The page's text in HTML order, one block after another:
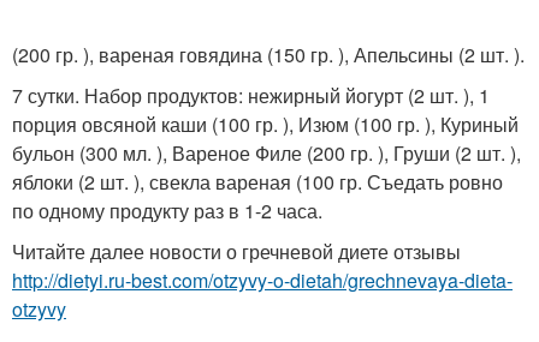
(200 гр. ), вареная говядина (150 гр. ), Апельсины (2 шт. ).
7 сутки. Набор продуктов: нежирный йогурт (2 шт. ), 1
порция овсяной каши (100 гр. ), Изюм (100 гр. ), Куриный
бульон (300 мл. ), Вареное Филе (200 гр. ), Груши (2 шт. ),
яблоки (2 шт. ), свекла вареная (100 гр. Съедать ровно
по одному продукту раз в 1-2 часа.
Читайте далее новости о гречневой диете отзывы
http://dietyi.ru-best.com/otzyvy-o-dietah/grechnevaya-dieta-
otzyvy